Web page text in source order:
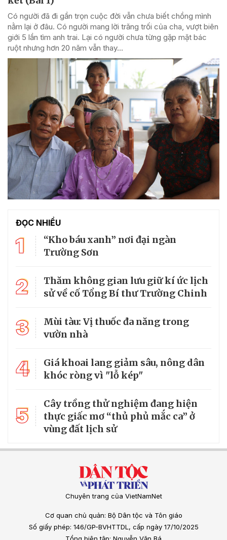
Có người đã đi gần trọn cuộc đời vẫn chưa biết chồng mình
nằm lại ở đâu. Có người mang lời trăng trối của cha, vượt biên
giới 5 lần tìm anh trai. Lại có người chưa từng gặp mặt bác
ruột nhưng hơn 20 năm vẫn thay...
ĐỌC NHIỀU
1
“Kho báu xanh” nơi đại ngàn
Trường Sơn
2
Thăm không gian lưu giữ kí ức lịch
sử về cố Tổng Bí thư Trường Chinh
3
Mùi tàu: Vị thuốc đa năng trong
vườn nhà
4
Giá khoai lang giảm sâu, nông dân
khóc ròng vì "lỗ kép"
5
Cây trồng thử nghiệm đang hiện
thực giấc mơ “thủ phủ mắc ca” ở
vùng đất lịch sử
Chuyên trang của VietNamNet
Cơ quan chủ quản: Bộ Dân tộc và Tôn giáo
Số giấy phép: 146/GP-BVHTTDL, cấp ngày 17/10/2025
Tổng biên tập: Nguyễn Văn Bá